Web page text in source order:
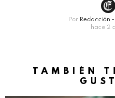
Por Redacción -
hace 2
TAMBIÉN